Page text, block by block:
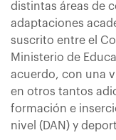
distintas áreas de
adaptaciones
suscrito entre el
Ministerio de
acuerdo, con una
en otros tantos
formación e
nivel (DAN) y